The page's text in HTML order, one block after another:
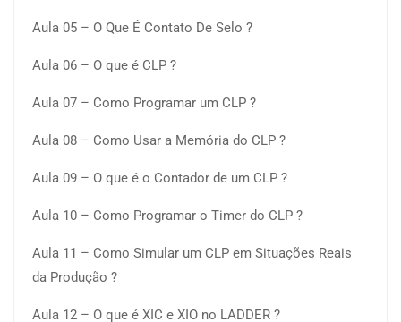
Aula 05 – O Que É Contato De Selo ?
Aula 06 – O que é CLP ?
Aula 07 – Como Programar um CLP ?
Aula 08 – Como Usar a Memória do CLP ?
Aula 09 – O que é o Contador de um CLP ?
Aula 10 – Como Programar o Timer do CLP ?
Aula 11 – Como Simular um CLP em Situações Reais
da Produção ?
Aula 12 – O que é XIC e XIO no LADDER ?